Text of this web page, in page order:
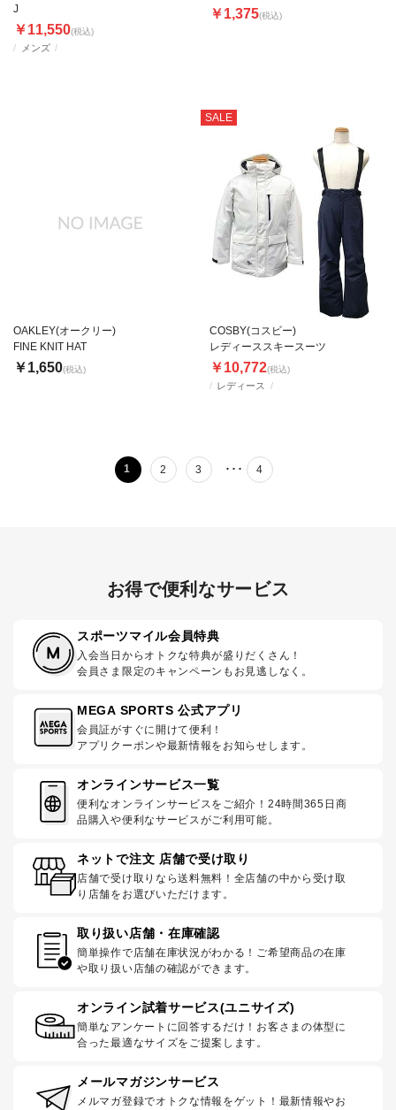
メンズ
J
￥11,550(税込)
￥1,375(税込)
OAKLEY(オークリー)
FINE KNIT HAT
￥1,650(税込)
SALE
レディース
COSBY(コスビー)
レディーススキースーツ
￥10,772(税込)
1 2 3 ･･･ 4
お得で便利なサービス
スポーツマイル会員特典
入会当日からオトクな特典が盛りだくさん！
会員さま限定のキャンペーンもお見逃しなく。
MEGA SPORTS 公式アプリ
会員証がすぐに開けて便利！
アプリクーポンや最新情報をお知らせします。
オンラインサービス一覧
便利なオンラインサービスをご紹介！24時間365日商
品購入や便利なサービスがご利用可能。
ネットで注文 店舗で受け取り
店舗で受け取りなら送料無料！全店舗の中から受け取
り店舗をお選びいただけます。
取り扱い店舗・在庫確認
簡単操作で店舗在庫状況がわかる！ご希望商品の在庫
や取り扱い店舗の確認ができます。
オンライン試着サービス(ユニサイズ)
簡単なアンケートに回答するだけ！お客さまの体型に
合った最適なサイズをご提案します。
メールマガジンサービス
メルマガ登録でオトクな情報をゲット！最新情報やお